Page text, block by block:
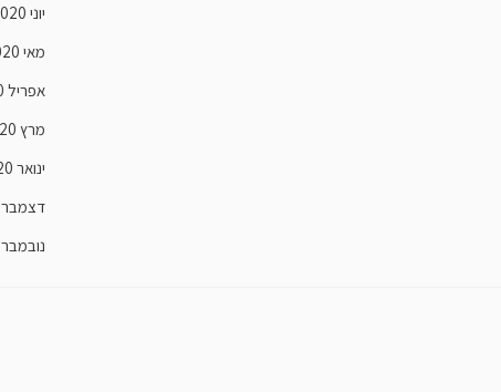
יוני 2020
מאי 2020
אפריל 2020
מרץ 2020
ינואר 2020
דצמבר 2019
נובמבר 2019